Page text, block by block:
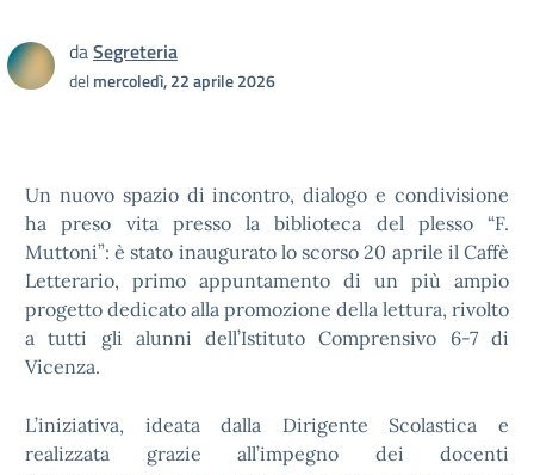
daSegreteria
delmercoledì, 22 aprile 2026
Un nuovo spazio di incontro, dialogo e condivisione
ha preso vita presso la biblioteca del plesso “F.
Muttoni”: è stato inaugurato lo scorso 20 aprile il Caffè
Letterario, primo appuntamento di un più ampio
progetto dedicato alla promozione della lettura, rivolto
a tutti gli alunni dell’Istituto Comprensivo 6-7 di
Vicenza.
L’iniziativa, ideata dalla Dirigente Scolastica e
realizzata grazie all’impegno dei docenti